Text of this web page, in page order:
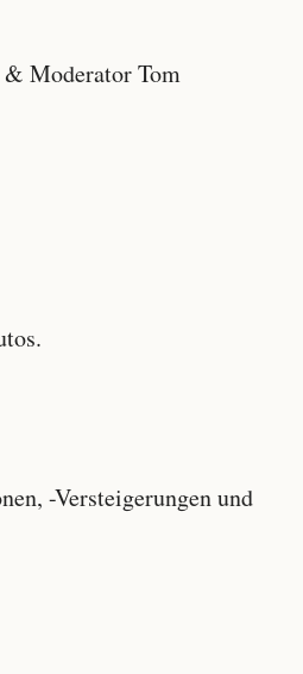
Moderator Tom
-Versteigerungen und